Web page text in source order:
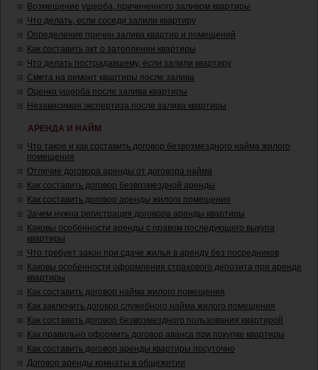
Возмещение ущерба, причиненного заливом квартиры
Что делать, если соседи залили квартиру
Определение причин залива квартир и помещений
Как составить акт о затоплении квартиры
Что делать пострадавшему, если залили квартиру
Смета на ремонт квартиры после залива
Оценка ущерба после залива квартиры
Независимая экспертиза после залива квартиры
АРЕНДА И НАЙМ
Что такое и как составить договор безвозмездного найма жилого
помещения
Отличие договора аренды от договора найма
Как составить договор безвозмездной аренды
Как составить договор аренды жилого помещения
Зачем нужна регистрация договора аренды квартиры
Каковы особенности аренды с правом последующего выкупа
квартиры
Что требует закон при сдаче жилья в аренду без посредников
Каковы особенности оформления страхового депозита при аренде
квартиры
Как составить договор найма жилого помещения
Как заключить договор служебного найма жилого помещения
Как составить договор безвозмездного пользования квартирой
Как правильно оформить договор аванса при покупке квартиры
Как составить договор аренды квартиры посуточно
Договор аренды комнаты в общежитии